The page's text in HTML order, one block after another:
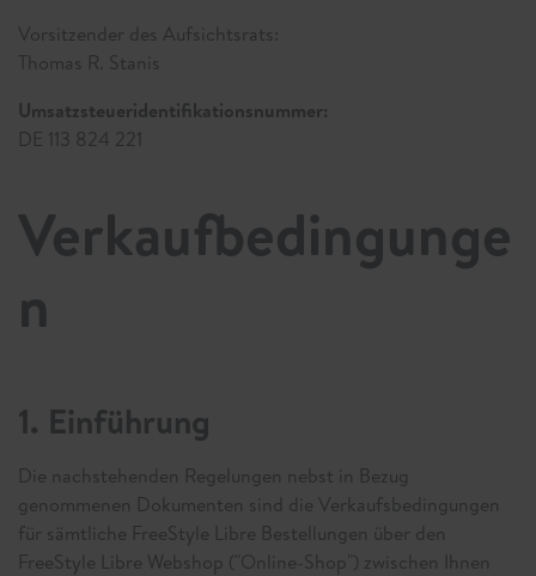
Vorsitzender des Aufsichtsrats:
Thomas R. Stanis
Umsatzsteueridentifikationsnummer:
DE 113 824 221
Verkaufbedingunge
n
1. Einführung
Die nachstehenden Regelungen nebst in Bezug
genommenen Dokumenten sind die Verkaufsbedingungen
für sämtliche FreeStyle Libre Bestellungen über den
FreeStyle Libre Webshop ("Online-Shop") zwischen Ihnen